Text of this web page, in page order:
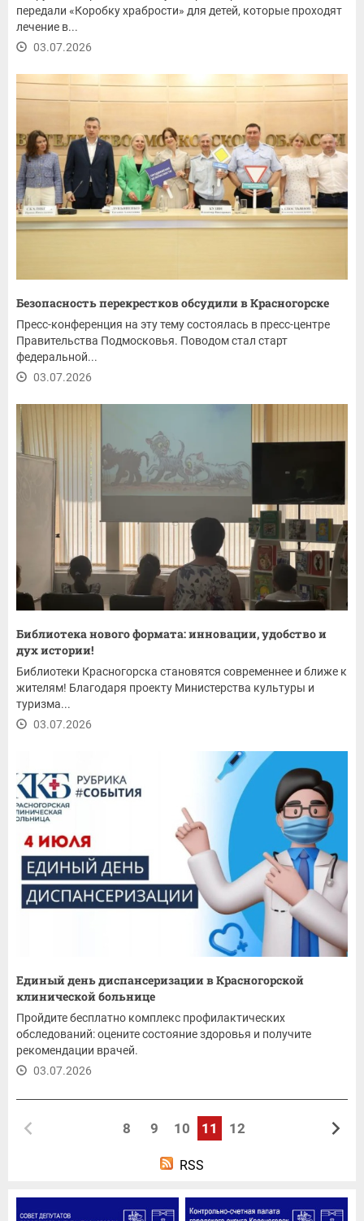
передали «Коробку храбрости» для детей, которые проходят
лечение в...
03.07.2026
Безопасность перекрестков обсудили в Красногорске
Пресс-конференция на эту тему состоялась в пресс-центре
Правительства Подмосковья. Поводом стал старт
федеральной...
03.07.2026
Библиотека нового формата: инновации, удобство и
дух истории!
Библиотеки Красногорска становятся современнее и ближе к
жителям! Благодаря проекту Министерства культуры и
туризма...
03.07.2026
Единый день диспансеризации в Красногорской
клинической больнице
Пройдите бесплатно комплекс профилактических
обследований: оцените состояние здоровья и получите
рекомендации врачей.
03.07.2026
8 9 10 11 12
RSS